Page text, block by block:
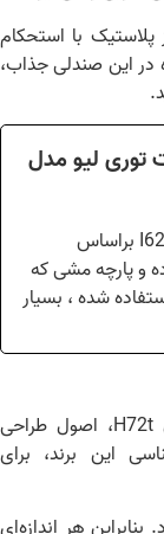
با استحکام
این صندلی جذاب،
لیو مدل
راحتی صندلی کارمندی - I62 براساس
و پارچه مشی که
شده ، بسیار
در طراحی و ساخت صندلی کارشناسی لیو، مدل H72t، اصول طراحی
این برند، برای